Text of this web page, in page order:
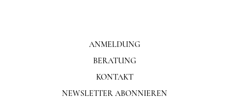
ANMELDUNG
BERATUNG
KONTAKT
NEWSLETTER ABONNIEREN